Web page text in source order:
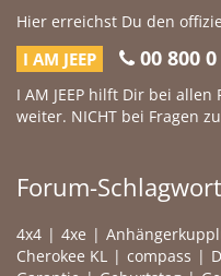
Hier erreichst Du den
I AM JEEP 00 800
I AM JEEP hilft Dir bei
weiter. NICHT bei Fragen
Forum-
4x4 4xe
Cherokee KL
compass